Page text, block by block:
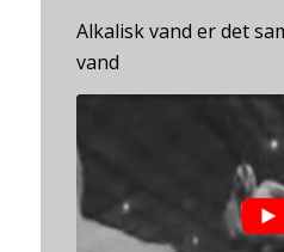
Alkalisk vand er det
vand